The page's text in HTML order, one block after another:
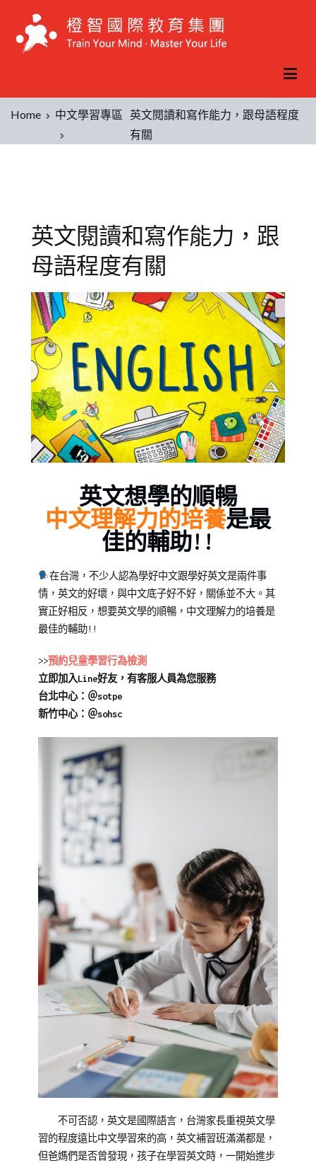
Home 中文學習專區 英文閱讀和寫作能力，跟母語程度
有關
英文閱讀和寫作能力，跟
母語程度有關
2022-
習
專
區,
專
【中
文
小
知
識】
寫
作,
理
解,
文,
詞
彙,
閱
讀
英文想學的順暢
中文理解力的培養是最
佳的輔助!!
在台灣，不少人認為學好中文跟學好英文是兩件事
情， 英文的好壞，與中文底子好不好， 關係並不大。 其
實正好相反，想要英文學的順暢，中文理解力的培養是
最佳的輔助!!
>>預約兒童學習行為檢測
立即加入Line好友，有客服人員為您服務
台北中心：＠sotpe
新竹中心：＠sohsc
不可否認，英文是國際語言，台灣家長重視英文學
習的程度遠比中文學習來的高，英文補習班滿滿都是，
但爸媽們是否曾發現，孩子在學習英文時，一開始進步